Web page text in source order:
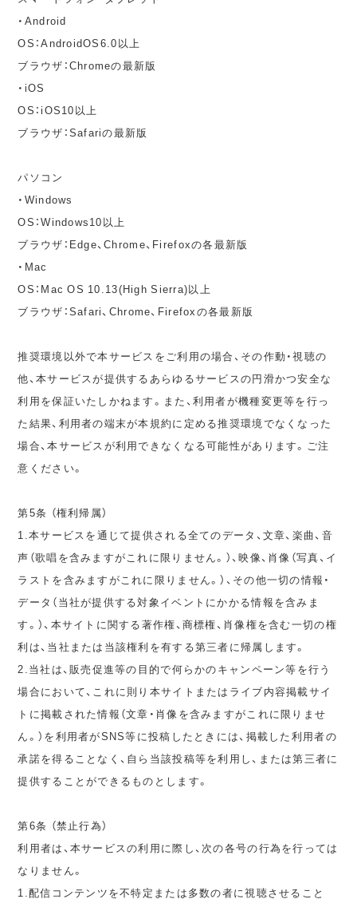
・Android
OS：AndroidOS6.0以上
ブラウザ：Chromeの最新版
・iOS
OS：iOS10以上
ブラウザ：Safariの最新版
パソコン
・Windows
OS：Windows10以上
ブラウザ：Edge、Chrome、Firefoxの各最新版
・Mac
OS：Mac OS 10.13(High Sierra)以上
ブラウザ：Safari、Chrome、Firefoxの各最新版
推奨環境以外で本サービスをご利用の場合、その作動・視聴の
他、本サービスが提供するあらゆるサービスの円滑かつ安全な
利用を保証いたしかねます。また、利用者が機種変更等を行っ
た結果、利用者の端末が本規約に定める推奨環境でなくなった
場合、本サービスが利用できなくなる可能性があります。ご注
意ください。
第5条 （権利帰属）
1.本サービスを通じて提供される全てのデータ、文章、楽曲、音
声（歌唱を含みますがこれに限りません。）、映像、肖像（写真、イ
ラストを含みますがこれに限りません。）、その他一切の情報・
データ（当社が提供する対象イベントにかかる情報を含みま
す。）、本サイトに関する著作権、商標権、肖像権を含む一切の権
利は、当社または当該権利を有する第三者に帰属します。
2.当社は、販売促進等の目的で何らかのキャンペーン等を行う
場合において、これに則り本サイトまたはライブ内容掲載サイ
トに掲載された情報（文章・肖像を含みますがこれに限りませ
ん。）を利用者がSNS等に投稿したときには、掲載した利用者の
承諾を得ることなく、自ら当該投稿等を利用し、または第三者に
提供することができるものとします。
第6条 （禁止行為）
利用者は、本サービスの利用に際し、次の各号の行為を行っては
なりません。
1.配信コンテンツを不特定または多数の者に視聴させること